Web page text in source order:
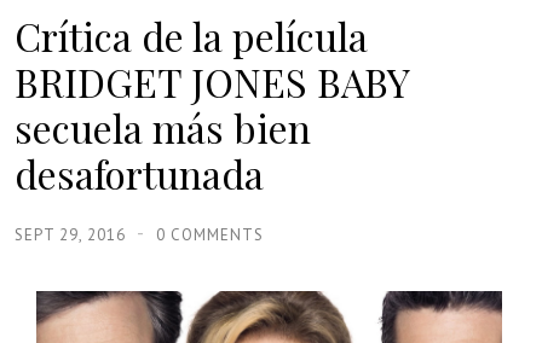
Crítica de la película
BRIDGET JONES BABY
secuela más bien
desafortunada
SEPT 29, 2016 0 COMMENTS